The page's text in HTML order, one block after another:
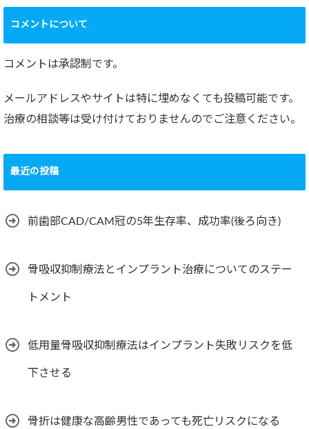
コメントについて
コメントは承認制です。
メールアドレスやサイトは特に埋めなくても投稿可能です。
治療の相談等は受け付けておりませんのでご注意ください。
最近の投稿
前歯部CAD/CAM冠の5年生存率、成功率(後ろ向き)
骨吸収抑制療法とインプラント治療についてのステー
トメント
低用量骨吸収抑制療法はインプラント失敗リスクを低
下させる
骨折は健康な高齢男性であっても死亡リスクになる